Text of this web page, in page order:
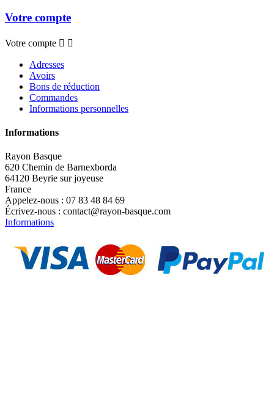
Votre compte
Votre compte  
Adresses
Avoirs
Bons de réduction
Commandes
Informations personnelles
Informations
Rayon Basque
620 Chemin de Barnexborda
64120 Beyrie sur joyeuse
France
Appelez-nous : 07 83 48 84 69
Écrivez-nous : contact@rayon-basque.com
Informations